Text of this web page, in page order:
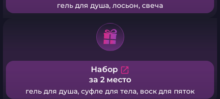
гель для душа, лосьон, свеча
Набор open_in_new
за 2 место
гель для душа, суфле для тела, воск для пяток